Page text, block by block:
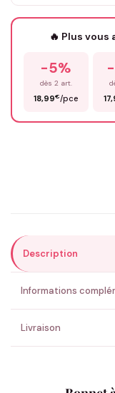
Votre texte / idée*
Prénom*
💚 Retour sous 24-48h
🔥 Plus
-5%
dès 2 art.
18,99€/pce
Description
Informations
Livraison